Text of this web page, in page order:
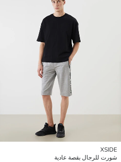
XSIDE
شورت للرجال بقصة عادية